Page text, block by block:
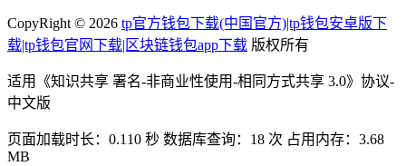
CopyRight © 2026 tp官方钱包下载(中国官方)|tp钱包安卓版下
载|tp钱包官网下载|区块链钱包app下载 版权所有
适用《知识共享 署名-非商业性使用-相同方式共享 3.0》协议-
中文版
页面加载时长：0.110 秒 数据库查询：18 次 占用内存：3.68
MB